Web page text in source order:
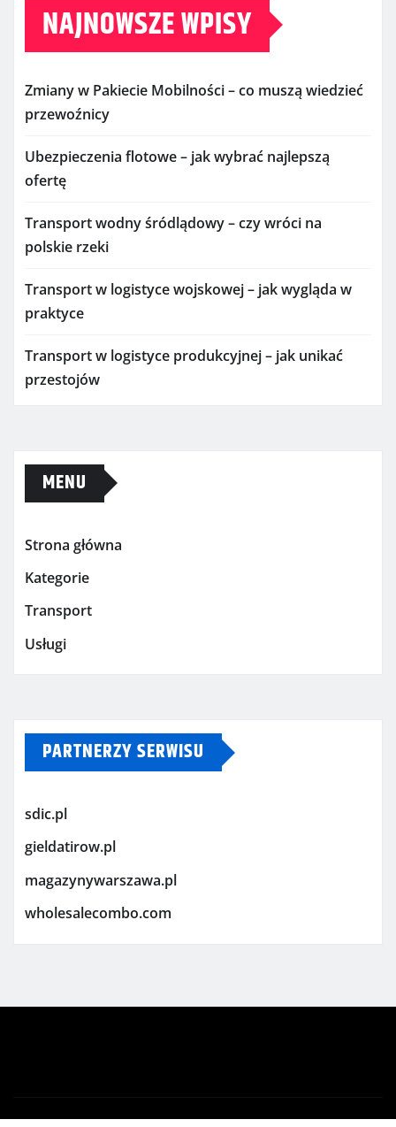
NAJNOWSZE WPISY
Zmiany w Pakiecie Mobilności – co muszą wiedzieć
przewoźnicy
Ubezpieczenia flotowe – jak wybrać najlepszą
ofertę
Transport wodny śródlądowy – czy wróci na
polskie rzeki
Transport w logistyce wojskowej – jak wygląda w
praktyce
Transport w logistyce produkcyjnej – jak unikać
przestojów
MENU
Strona główna
Kategorie
Transport
Usługi
PARTNERZY SERWISU
sdic.pl
gieldatirow.pl
magazynywarszawa.pl
wholesalecombo.com